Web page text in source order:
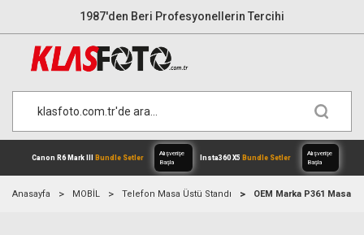
1987'den Beri Profesyonellerin Tercihi
Anasayfa MOBİL Telefon Masa Üstü Standı OEM Marka P361 Masa